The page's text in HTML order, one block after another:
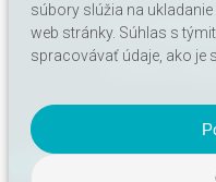
súbory slúžia na
web stránky. Súhlas s
spracovávať údaje, ako je
DIČ:
IČ DPH: